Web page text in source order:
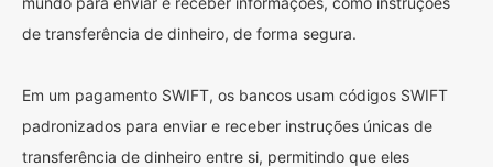
de transferência de dinheiro, de forma segura.
Em um pagamento SWIFT, os bancos usam códigos SWIFT
padronizados para enviar e receber instruções únicas de
transferência de dinheiro entre si, permitindo que eles